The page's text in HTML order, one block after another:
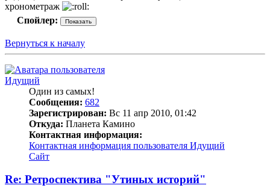
хронометраж
Спойлер:
Вернуться к началу
Идущий
Один из самых!
Сообщения: 682
Зарегистрирован: Вс 11 апр 2010, 01:42
Откуда: Планета Камино
Контактная информация:
Контактная информация пользователя Идущий
Сайт
Re: Ретроспектива "Утиных историй"